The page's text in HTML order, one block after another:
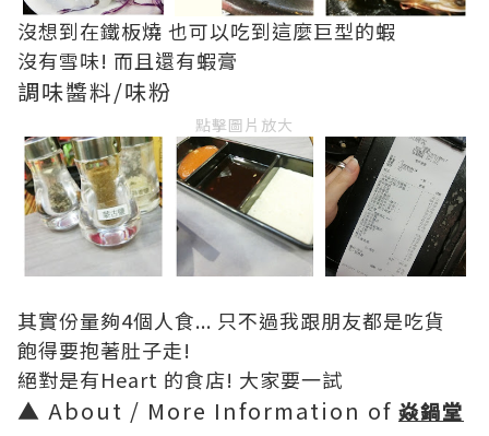
沒想到在鐵板燒 也可以吃到這麼巨型的蝦
沒有雪味! 而且還有蝦膏
調味醬料/味粉
點擊圖片放大
其實份量夠4個人食... 只不過我跟朋友都是吃貨
飽得要抱著肚子走!
絕對是有Heart 的食店! 大家要一試
▲ About / More Information of 焱鍋堂